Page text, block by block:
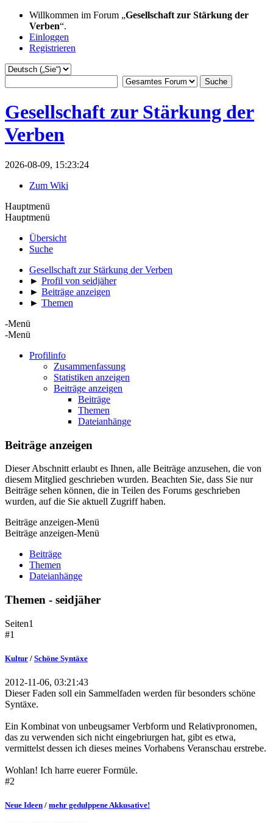
Willkommen im Forum „Gesellschaft zur Stärkung der
Verben“.
Einloggen
Registrieren
Gesellschaft zur Stärkung der
Verben
2026-08-09, 15:23:24
Zum Wiki
Hauptmenü
Hauptmenü
Übersicht
Suche
Gesellschaft zur Stärkung der Verben
► Profil von seidjäher
► Beiträge anzeigen
► Themen
-Menü
-Menü
Profilinfo
Zusammenfassung
Statistiken anzeigen
Beiträge anzeigen
Beiträge
Themen
Dateianhänge
Beiträge anzeigen
Dieser Abschnitt erlaubt es Ihnen, alle Beiträge anzusehen, die von
diesem Mitglied geschrieben wurden. Beachten Sie, dass Sie nur
Beiträge sehen können, die in Teilen des Forums geschrieben
wurden, auf die Sie aktuell Zugriff haben.
Beiträge anzeigen-Menü
Beiträge anzeigen-Menü
Beiträge
Themen
Dateianhänge
Themen - seidjäher
Seiten1
#1
Kultur / Schöne Syntäxe
2012-11-06, 03:21:43
Dieser Faden soll ein Sammelfaden werden für besonders schöne
Syntäxe.
Ein Kombinat von unbeugsamer Verbform und Relativpronomen,
das zu verwenden sich nicht eingebriurgen hat, gibt es etwa,
vermittelst dessen ich dieses meines Vorhabens Veranschau erstrebe.
Wohlan! Ich harre euerer Formüle.
#2
Neue Ideen / mehr gedulppene Akkusative!